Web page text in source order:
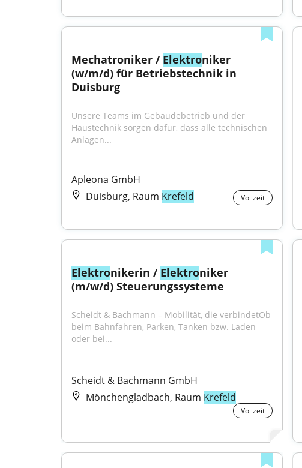
Mechatroniker / Elektroniker
(w/m/d) für Betriebstechnik in
Duisburg
Unsere Teams im Gebäudebetrieb und der
Haustechnik sorgen dafür, dass alle technischen
Anlagen...
Apleona GmbH
Duisburg, Raum Krefeld Vollzeit
Elektronikerin / Elektroniker
(m/w/d) Steuerungssysteme
Scheidt & Bachmann – Mobilität, die verbindetOb
beim Bahnfahren, Parken, Tanken bzw. Laden
oder bei...
Scheidt & Bachmann GmbH
Mönchengladbach, Raum Krefeld
Vollzeit